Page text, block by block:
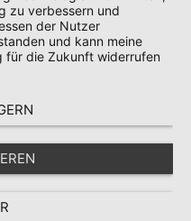
zu verbessern und
der Nutzer
und kann meine
für die Zukunft widerrufen